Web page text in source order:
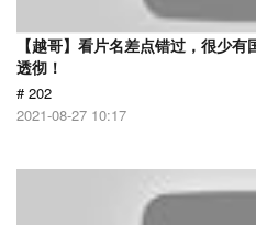
【越哥】看片名差点错过，很少
透彻！
# 202
2021-08-27 10:17